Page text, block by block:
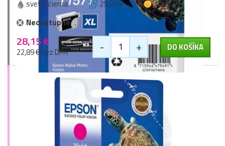
svetlo čierna 25,9 ml
1 zlaťák
Nedostupné
28,15 €
22,89 € bez DPH - + DO KOŠÍKA